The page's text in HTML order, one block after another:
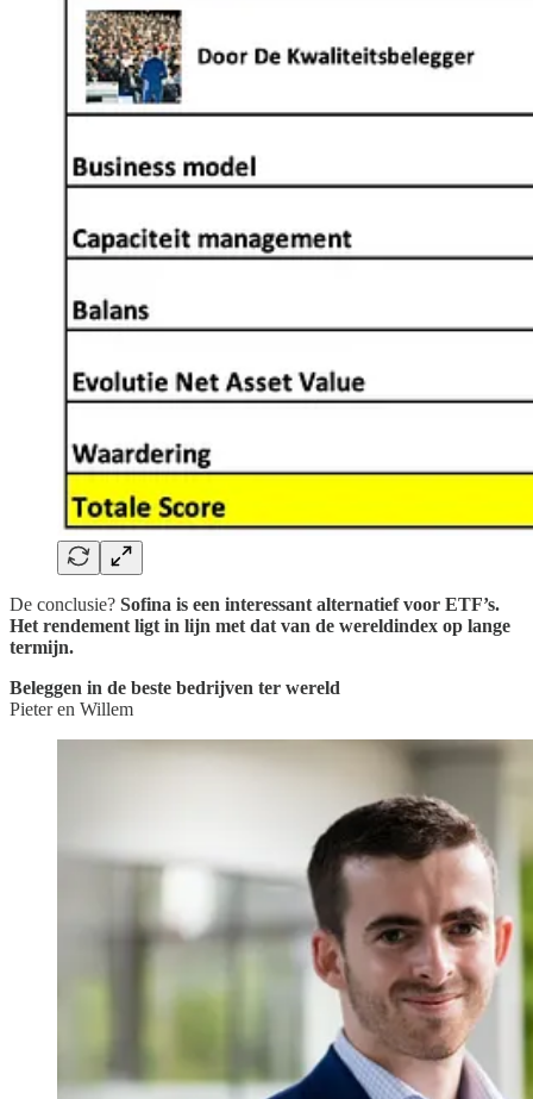
De conclusie? Sofina is een interessant alternatief voor ETF’s.
Het rendement ligt in lijn met dat van de wereldindex op lange
termijn.
Beleggen in de beste bedrijven ter wereld
Pieter en Willem